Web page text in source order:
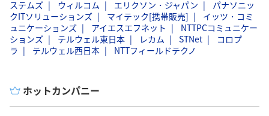
ステムズ
ウィルコム エリクソン・ジャパン
パナソニッ
クITソリューションズ
マイテック[携帯販売]
イッツ・コミ
ュニケーションズ
アイエスエフネット
NTTPCコミュニケー
ションズ
テルウェル東日本 レカム STNet
コロプ
ラ
テルウェル西日本 NTTフィールドテクノ
ホットカンパニー